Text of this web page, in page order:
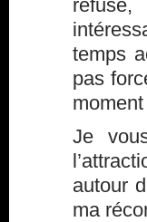
temps
pas
Je
autour
ma